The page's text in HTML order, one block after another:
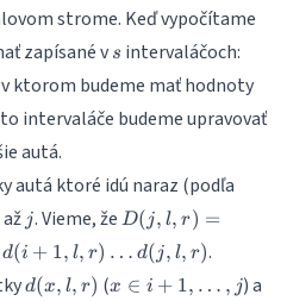
strome. Keď vypočítame
zapísané v s
s intervaláčoch:
v ktorom budeme mať hodnoty
intervaláče budeme upravovať
autá.
autá ktoré idú naraz (podľa
až jj. Vieme, že D(j,l,r)=D(i,l,r)
+ d(i+1,l,r) +
d(i+1,l,r) \dots
d(j,l,r)
D( j, l, r) =
d(i + 1, l, r) … d( j, l, r).
d(x,l,r)
d(x, l, r) (x \in
x ∈ i + 1, … , j) a